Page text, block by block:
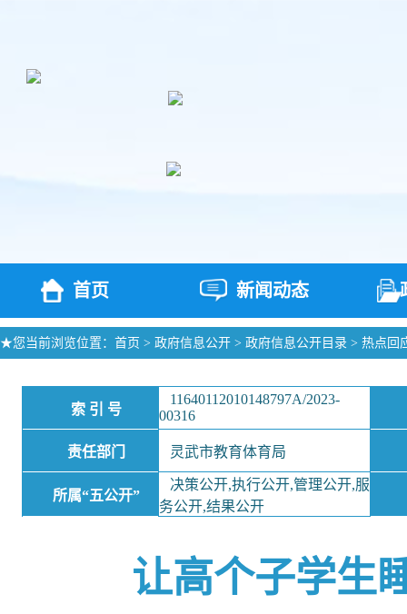
首页 新闻动态
★您当前浏览位置： 首页 > 政府信息公开 > 政府信息公开目录 > 热点回
索 引 号
11640112010148797A/2023-
00316
责任部门 灵武市教育体育局
所属“五公开”
决策公开,执行公开,管理公开,服
务公开,结果公开
让高个子学生